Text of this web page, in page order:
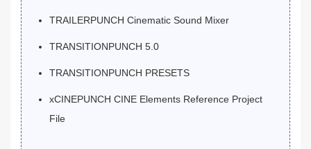
TRAILERPUNCH Cinematic Sound Mixer
TRANSITIONPUNCH 5.0
TRANSITIONPUNCH PRESETS
xCINEPUNCH CINE Elements Reference Project
File